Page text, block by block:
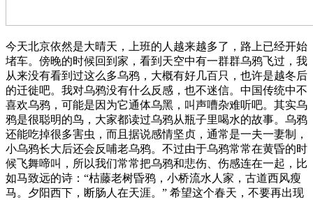
今天北京依然是大晴天，上班的人越来越多了，路上已经开始
堵车。傍晚的时候回到家，看到天空中有一群群乌鸦飞过，我
从来没有看到过这么多乌鸦，大概有好几百只，也许是越冬后
的迁徙吧。我对乌鸦没有什么反感，也不迷信。中国传统中不
喜欢乌鸦，可能是因为它通体乌黑，叫声嘈杂难听吧。其实乌
鸦是很聪明的鸟，大家都读过乌鸦从瓶子里喝水的故事。乌鸦
还能吃掉很多害虫，而且据说感情坚贞，通常是一夫一妻制，
小乌鸦长大后还会反哺老乌鸦。不过由于乌鸦常常在黄昏的时
候飞舞啼叫，所以我们常常把乌鸦和悲伤、伤感连在一起，比
如马致远的诗：“枯藤老树昏鸦，小桥流水人家，古道西风瘦
马。夕阳西下，断肠人在天涯。” 希望这个春天，不要再出现